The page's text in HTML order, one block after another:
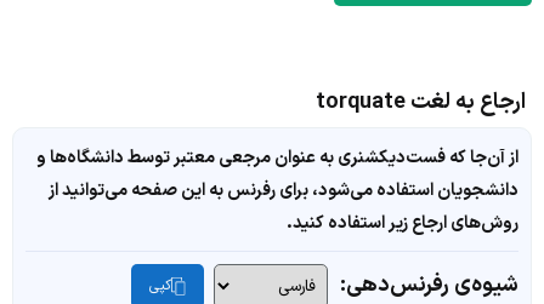
ارجاع به لغت torquate
از آن‌جا که فست‌دیکشنری به عنوان مرجعی معتبر توسط دانشگاه‌ها و
دانشجویان استفاده می‌شود، برای رفرنس به این صفحه می‌توانید از
روش‌های ارجاع زیر استفاده کنید.
شیوه‌ی رفرنس‌دهی: کپی